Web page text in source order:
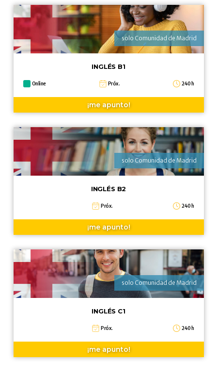
solo Comunidad de Madrid
INGLÉS B1
Online Próx. 240 h
¡me apunto!
solo Comunidad de Madrid
INGLÉS B2
Próx. 240 h
¡me apunto!
solo Comunidad de Madrid
INGLÉS C1
Próx. 240 h
¡me apunto!